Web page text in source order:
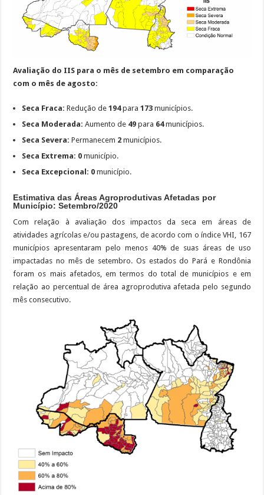
Avaliação do IIS para o mês de setembro em comparação
com o mês de agosto:
Seca Fraca: Redução de194para173 municípios.
Seca Moderada: Aumento de 49 para 64municípios.
Seca Severa:Permanecem 2municípios.
Seca Extrema: 0município.
Seca Excepcional: 0município.
Estimativa das Áreas Agroprodutivas Afetadas por
Município: Setembro/2020
Com relação à avaliação dos impactos da seca em áreas de
atividades agrícolas e/ou pastagens, de acordo com o índice VHI, 167
municípios apresentaram pelo menos 40% de suas áreas de uso
impactadas no mês de setembro. Os estados do Pará e Rondônia
foram os mais afetados, em termos do total de municípios e em
relação ao percentual de área agroprodutiva afetada pelo segundo
mês consecutivo.